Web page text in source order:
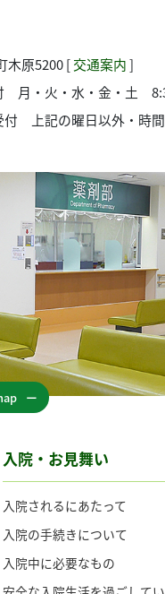
木原5200 [交通案内]
月・火・水・金・土
上記の曜日以外・時間
入院・お見舞い
入院されるにあたって
入院の手続きについて
入院中に必要なもの